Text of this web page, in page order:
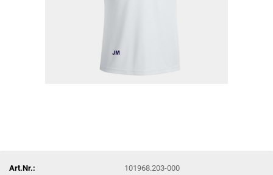
Art.Nr.:
101968.203-000